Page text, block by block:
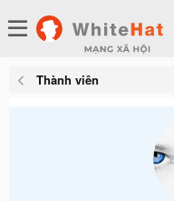
Thành viên